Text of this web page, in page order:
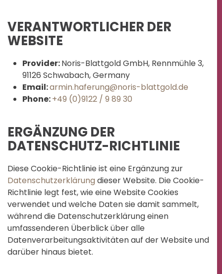
VERANTWORTLICHER DER
WEBSITE
Provider:Noris-Blattgold GmbH, Rennmühle 3,
91126 Schwabach, Germany
Email:armin.haferung@noris-blattgold.de
Phone:+49 (0)9122 / 9 89 30
ERGÄNZUNG DER
DATENSCHUTZ-RICHTLINIE
Diese Cookie-Richtlinie ist eine Ergänzung zur
Datenschutzerklärung dieser Website. Die Cookie-
Richtlinie legt fest, wie eine Website Cookies
verwendet und welche Daten sie damit sammelt,
während die Datenschutzerklärung einen
umfassenderen Überblick über alle
Datenverarbeitungsaktivitäten auf der Website und
darüber hinaus bietet.